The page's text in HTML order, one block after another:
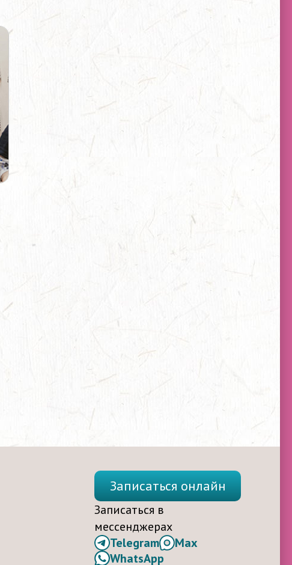
Записаться онлайн
Записаться в
мессенджерах
Telegram
Max
WhatsApp